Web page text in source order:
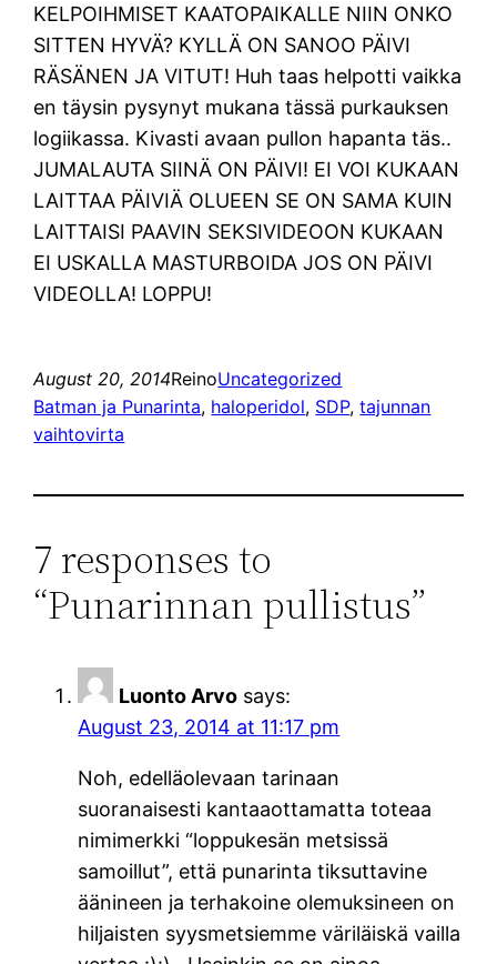
KELPOIHMISET KAATOPAIKALLE NIIN ONKO
SITTEN HYVÄ? KYLLÄ ON SANOO PÄIVI
RÄSÄNEN JA VITUT! Huh taas helpotti vaikka
en täysin pysynyt mukana tässä purkauksen
logiikassa. Kivasti avaan pullon hapanta täs..
JUMALAUTA SIINÄ ON PÄIVI! EI VOI KUKAAN
LAITTAA PÄIVIÄ OLUEEN SE ON SAMA KUIN
LAITTAISI PAAVIN SEKSIVIDEOON KUKAAN
EI USKALLA MASTURBOIDA JOS ON PÄIVI
VIDEOLLA! LOPPU!
August 20, 2014ReinoUncategorized
Batman ja Punarinta, haloperidol, SDP, tajunnan
vaihtovirta
7 responses to
“Punarinnan pullistus”
Luonto Arvo says:
August 23, 2014 at 11:17 pm
Noh, edelläolevaan tarinaan
suoranaisesti kantaaottamatta toteaa
nimimerkki “loppukesän metsissä
samoillut”, että punarinta tiksuttavine
äänineen ja terhakoine olemuksineen on
hiljaisten syysmetsiemme väriläiskä vailla